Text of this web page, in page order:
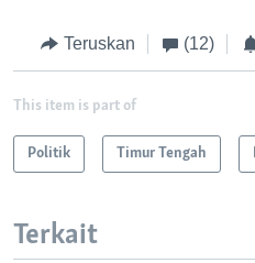
Teruskan (12)
This item is part of
Politik Timur Tengah
Terkait